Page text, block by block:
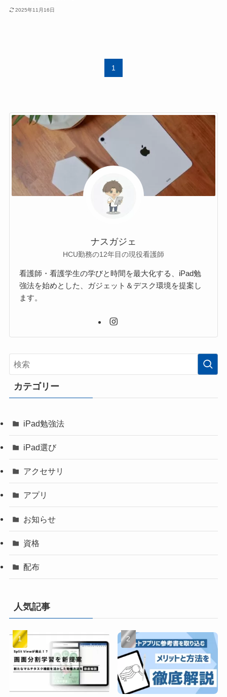
2025年11月16日
1
ナスガジェ
HCU勤務の12年目の現役看護師
看護師・看護学生の学びと時間を最大化する、iPad勉
強法を始めとした、ガジェット＆デスク環境を提案し
ます。
カテゴリー
iPad勉強法
iPad選び
アクセサリ
アプリ
お知らせ
資格
配布
人気記事